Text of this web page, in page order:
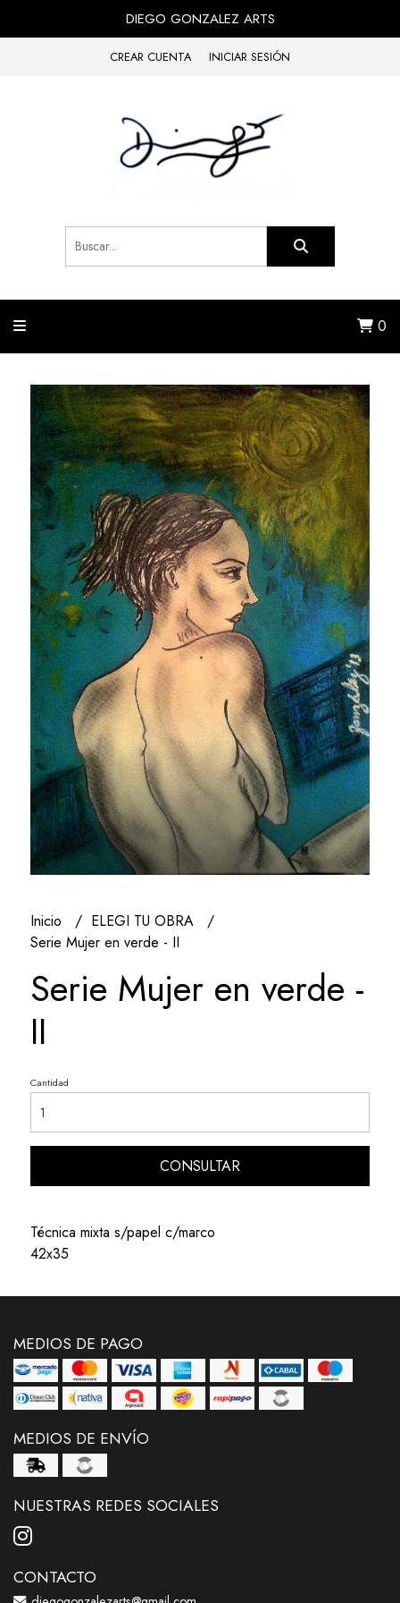
DIEGO GONZALEZ ARTS
CREAR CUENTA INICIAR SESIÓN
0
Inicio
ELEGI TU OBRA
Serie Mujer en verde - II
Serie Mujer en verde -
II
Cantidad
CONSULTAR
Técnica mixta s/papel c/marco
42x35
MEDIOS DE PAGO
MEDIOS DE ENVÍO
NUESTRAS REDES SOCIALES
CONTACTO